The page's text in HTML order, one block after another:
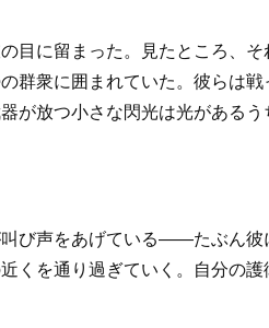
目に留まった。見たところ、
群衆に囲まれていた。彼らは
が放つ小さな閃光は光がある
び声をあげている――たぶん彼
くを通り過ぎていく。自分の護